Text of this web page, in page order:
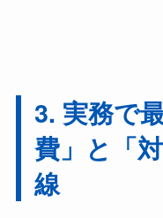
3. 実務で
費」と「
線